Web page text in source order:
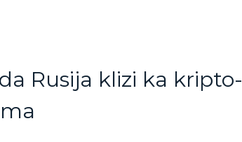
Rusija klizi ka kripto-